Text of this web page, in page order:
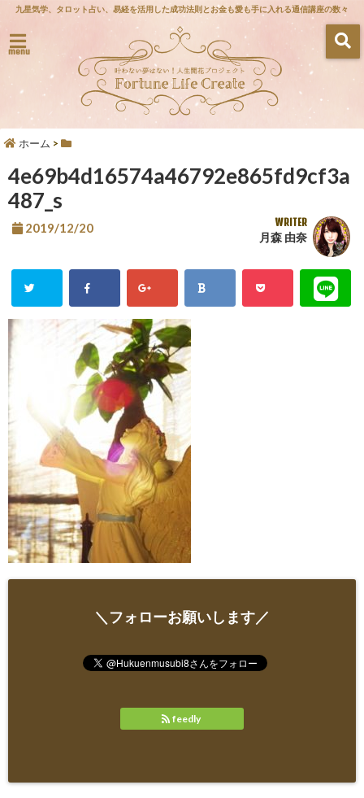
九星気学、タロット占い、易経を活用した成功法則とお金も愛も手に入れる通信講座の数々
menu
ホーム >
4e69b4d16574a46792e865fd9cf3a
487_s
2019/12/20 WRITER
月森 由奈
＼フォローお願いします／
feedly